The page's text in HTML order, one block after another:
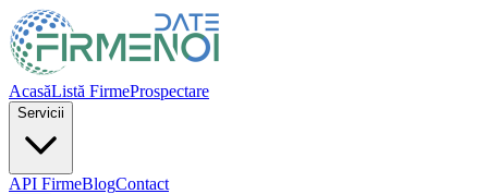
AcasăListă FirmeProspectare
Servicii
API FirmeBlogContact